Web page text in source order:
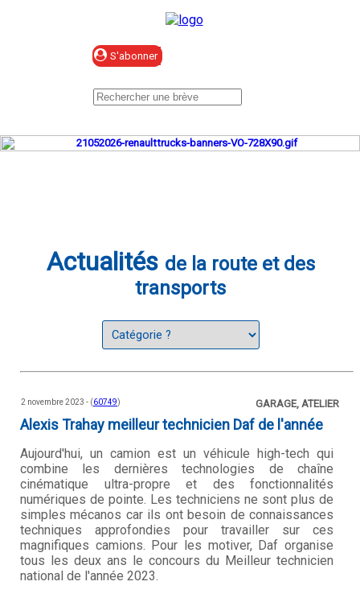
Actualités de la route et des
transports
2 novembre 2023 - (60749) GARAGE, ATELIER
Alexis Trahay meilleur technicien Daf de l'année
Aujourd'hui, un camion est un véhicule high-tech qui
combine les dernières technologies de chaîne
cinématique ultra-propre et des fonctionnalités
numériques de pointe. Les techniciens ne sont plus de
simples mécanos car ils ont besoin de connaissances
techniques approfondies pour travailler sur ces
magnifiques camions. Pour les motiver, Daf organise
tous les deux ans le concours du Meilleur technicien
national de l'année 2023.